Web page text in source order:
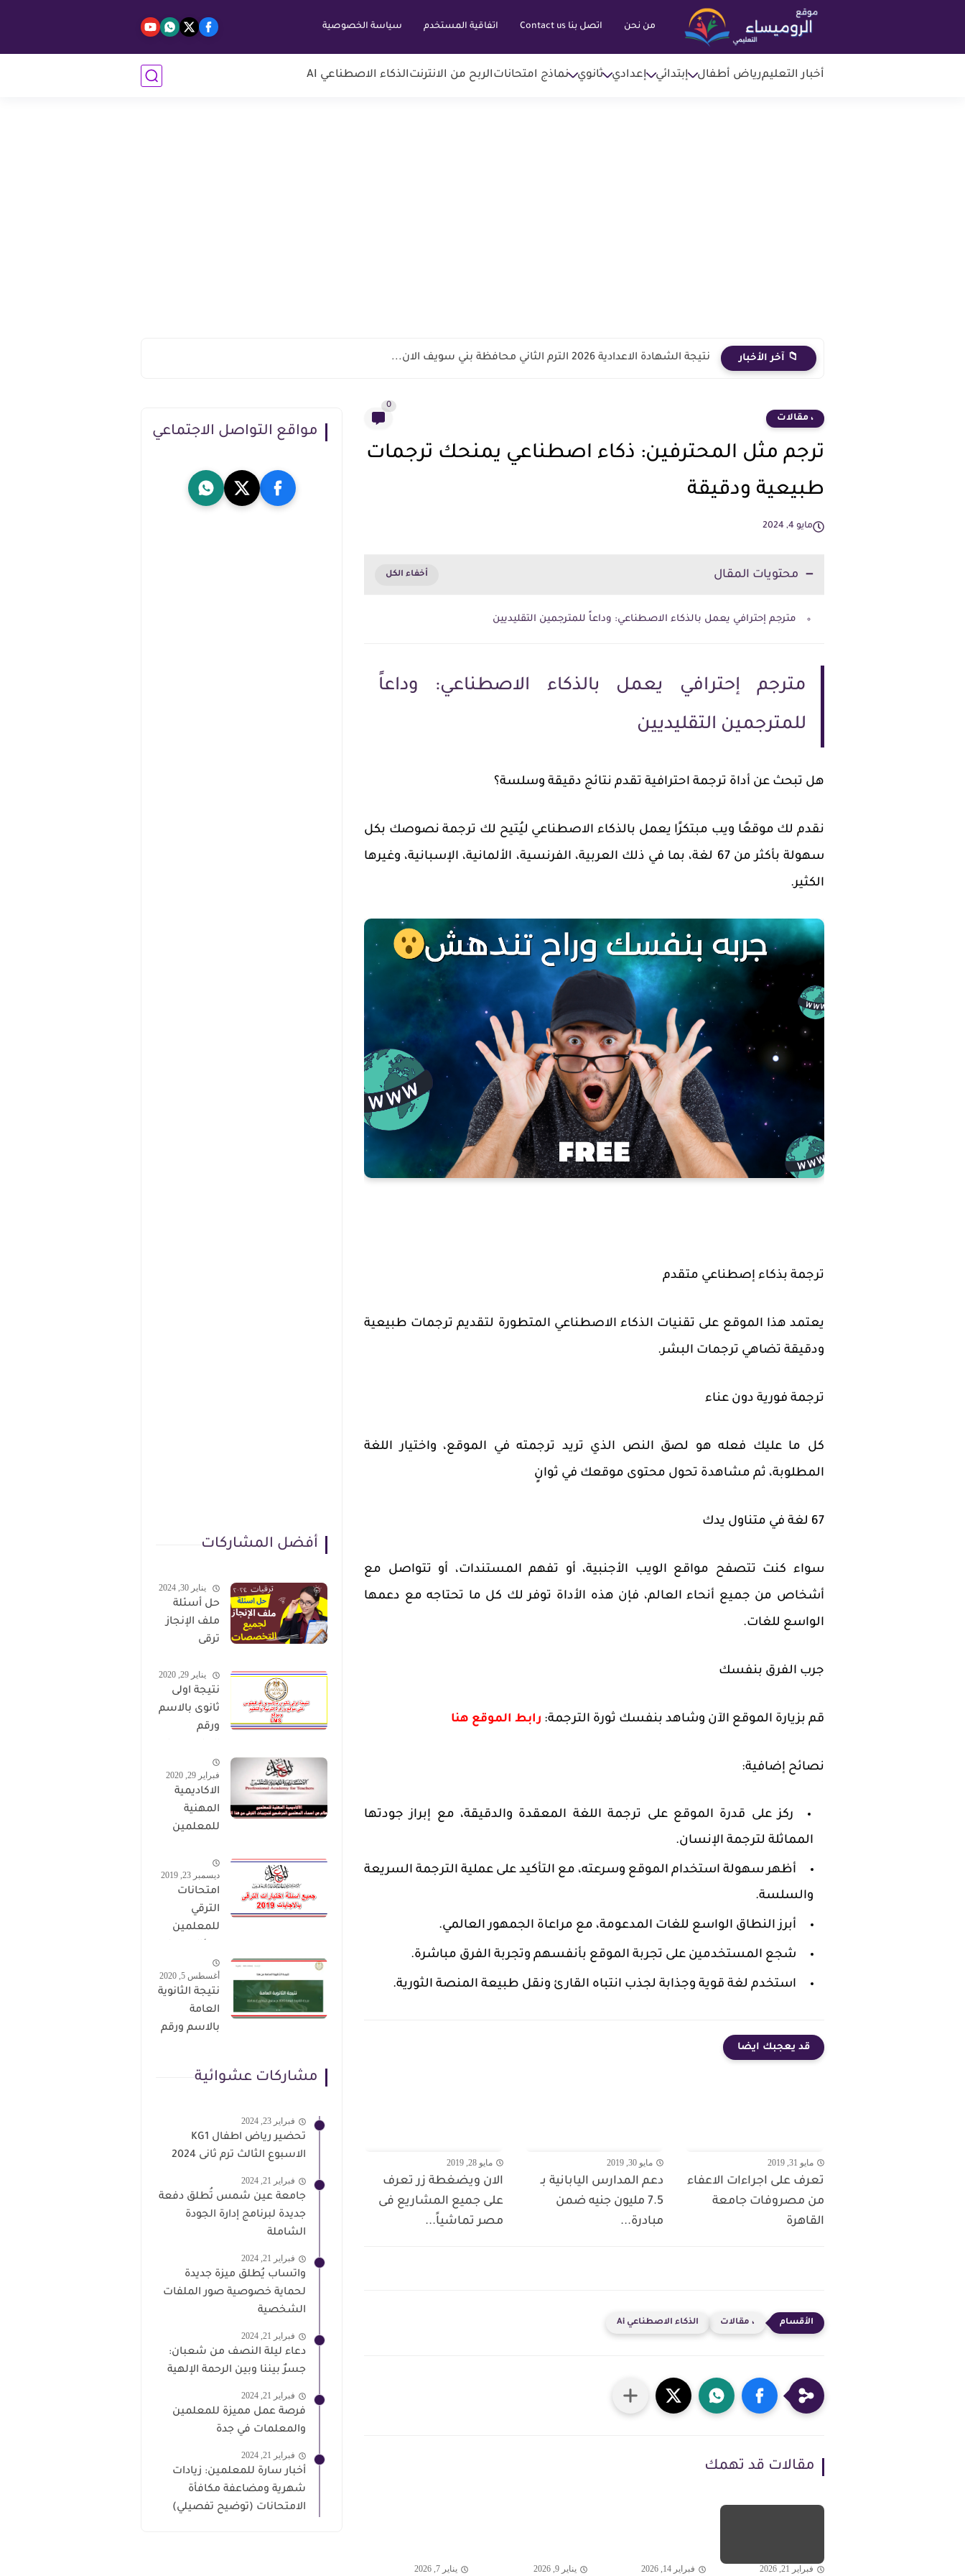
من نحن اتصل بنا Contact us اتفاقية المستخدم سياسة الخصوصية
أخبار التعليمرياض أطفال إبتدائي إعدادي ثانوي نماذج امتحاناتالربح من الانترنتالذكاء الاصطناعي AI
📁 آخر الأخبار نتيجة الشهادة الاعدادية 2026 الترم الثاني محافظة بني سويف الان...
، مقالات
0
ترجم مثل المحترفين: ذكاء اصطناعي يمنحك ترجمات
طبيعية ودقيقة
مايو 4, 2024
محتويات المقال
مترجم إحترافي يعمل بالذكاء الاصطناعي: وداعاً للمترجمين التقليديين
مترجم إحترافي يعمل بالذكاء الاصطناعي: وداعاً
للمترجمين التقليديين
هل تبحث عن أداة ترجمة احترافية تقدم نتائج دقيقة وسلسة؟
نقدم لك موقعًا ويب مبتكرًا يعمل بالذكاء الاصطناعي ليُتيح لك ترجمة نصوصك بكل
سهولة بأكثر من 67 لغة، بما في ذلك العربية، الفرنسية، الألمانية، الإسبانية، وغيرها
الكثير.
ترجمة بذكاء إصطناعي متقدم
يعتمد هذا الموقع على تقنيات الذكاء الاصطناعي المتطورة لتقديم ترجمات طبيعية
ودقيقة تضاهي ترجمات البشر.
ترجمة فورية دون عناء
كل ما عليك فعله هو لصق النص الذي تريد ترجمته في الموقع، واختيار اللغة
المطلوبة، ثم مشاهدة تحول محتوى موقعك في ثوانٍ
67 لغة في متناول يدك
سواء كنت تتصفح مواقع الويب الأجنبية، أو تفهم المستندات، أو تتواصل مع
أشخاص من جميع أنحاء العالم، فإن هذه الأداة توفر لك كل ما تحتاجه مع دعمها
الواسع للغات.
جرب الفرق بنفسك
قم بزيارة الموقع الآن وشاهد بنفسك ثورة الترجمة: رابط الموقع هنا
نصائح إضافية:
ركز على قدرة الموقع على ترجمة اللغة المعقدة والدقيقة، مع إبراز جودتها
المماثلة لترجمة الإنسان.
أظهر سهولة استخدام الموقع وسرعته، مع التأكيد على عملية الترجمة السريعة
والسلسة.
أبرز النطاق الواسع للغات المدعومة، مع مراعاة الجمهور العالمي.
شجع المستخدمين على تجربة الموقع بأنفسهم وتجربة الفرق مباشرة.
استخدم لغة قوية وجذابة لجذب انتباه القارئ ونقل طبيعة المنصة الثورية.
قد يعجبك ايضا
مايو 31, 2019
تعرف على اجراءات الاعفاء
من مصروفات جامعة
القاهرة
مايو 30, 2019
دعم المدارس اليابانية بـ
7.5 مليون جنيه ضمن
مبادرة...
مايو 28, 2019
الان ويضغطة زر تعرف
على جميع المشاريع فى
مصر تماشياً...
، مقالات الذكاء الاصطناعي Ai
مقالات قد تهمك
فبراير 21, 2026 فبراير 14, 2026 يناير 9, 2026 يناير 7, 2026
مواقع التواصل الاجتماعي
أفضل المشاركات
يناير 30, 2024
حل أسئلة
ملف الإنجاز
ترقى
2024 صالح
لجميع
التخصصات
يناير 29, 2020
نتيجة اولى
ثانوى بالاسم
ورقم
موقع وزارة
التربية
والتعليم
وموقع LMS
فبراير 29, 2020
الاكاديمية
المهنية
للمعلمين
عن اسماء
المعلمين
لتدريبات
ديسمبر 23, 2019
امتحانات
الترقي
للمعلمين
حمل من هنا
أغسطس 5, 2020
نتيجة الثانوية
العامة
بالاسم ورقم
مشاركات عشوائية
فبراير 23, 2024
تحضير رياض اطفال KG1
الاسبوع الثالث ترم ثانى 2024
فبراير 21, 2024
جامعة عين شمس تُطلق دفعة
جديدة لبرنامج إدارة الجودة
الشاملة
فبراير 21, 2024
واتساب يُطلق ميزة جديدة
لحماية خصوصية صور الملفات
الشخصية
فبراير 21, 2024
دعاء ليلة النصف من شعبان:
جسرٌ بيننا وبين الرحمة الإلهية
فبراير 21, 2024
فرصة عمل مميزة للمعلمين
والمعلمات في جدة
فبراير 21, 2024
أخبار سارة للمعلمين: زيادات
شهرية ومضاعفة مكافأة
الامتحانات (توضيح تفصيلي)